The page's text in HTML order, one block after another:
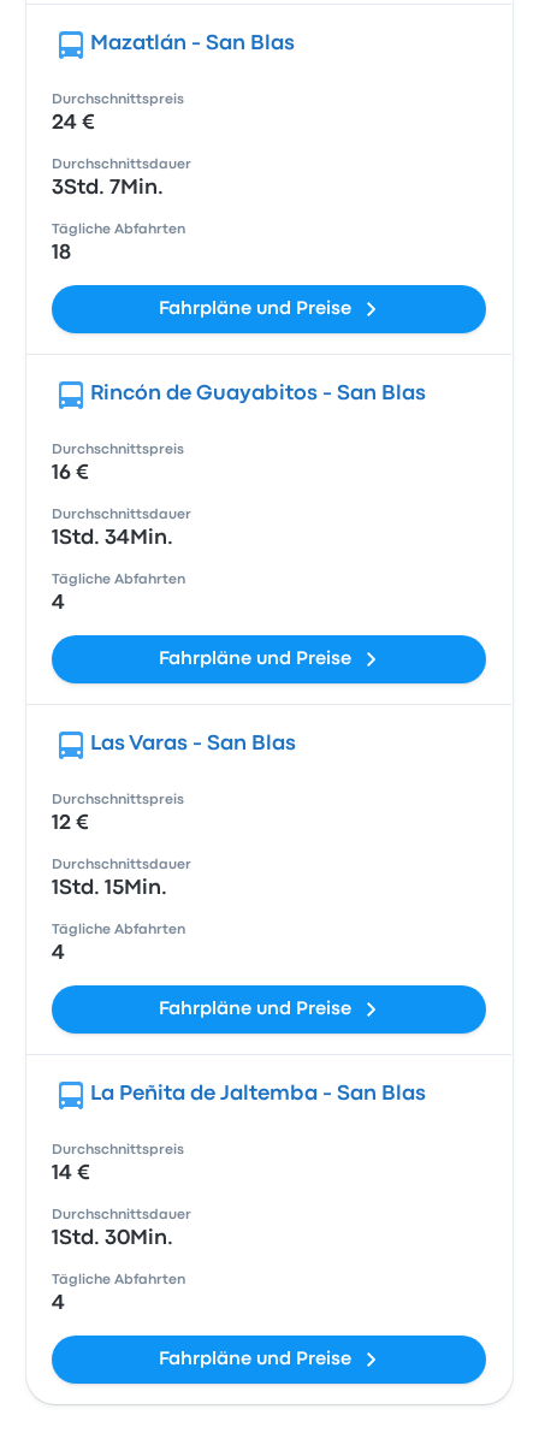
Mazatlán - San Blas
Durchschnittspreis
24 €
Durchschnittsdauer
3Std. 7Min.
Tägliche Abfahrten
18
Fahrpläne und Preise
Rincón de Guayabitos - San Blas
Durchschnittspreis
16 €
Durchschnittsdauer
1Std. 34Min.
Tägliche Abfahrten
4
Fahrpläne und Preise
Las Varas - San Blas
Durchschnittspreis
12 €
Durchschnittsdauer
1Std. 15Min.
Tägliche Abfahrten
4
Fahrpläne und Preise
La Peñita de Jaltemba - San Blas
Durchschnittspreis
14 €
Durchschnittsdauer
1Std. 30Min.
Tägliche Abfahrten
4
Fahrpläne und Preise